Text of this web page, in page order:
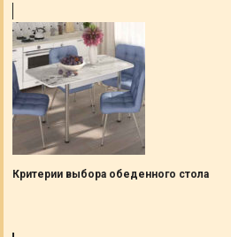
Критерии выбора обеденного стола